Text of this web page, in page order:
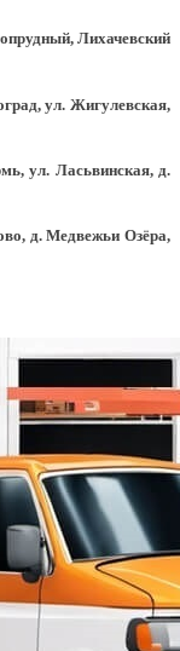
Лихачевский
ул. Жигулевская,
ул. Ласьвинская, д.
д. Медвежьи Озёра,